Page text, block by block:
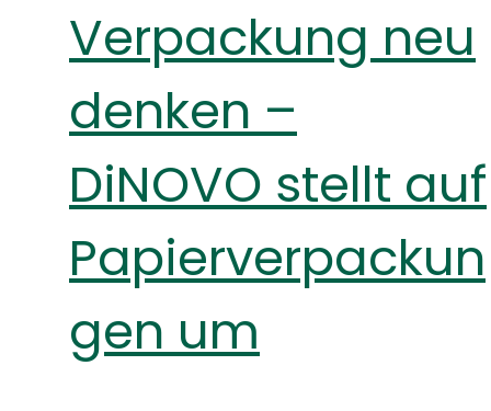
Verpackung neu
denken –
DiNOVO stellt auf
Papierverpackun
gen um